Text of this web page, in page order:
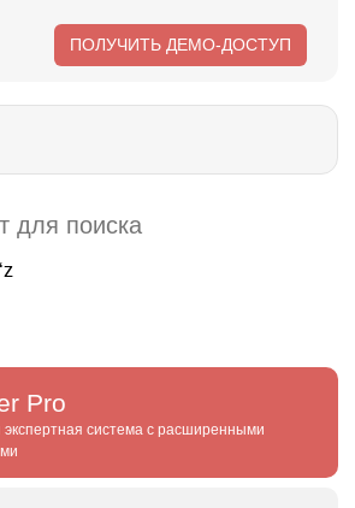
ПОЛУЧИТЬ ДЕМО-ДОСТУП
Pro
экспертная система с расширенными